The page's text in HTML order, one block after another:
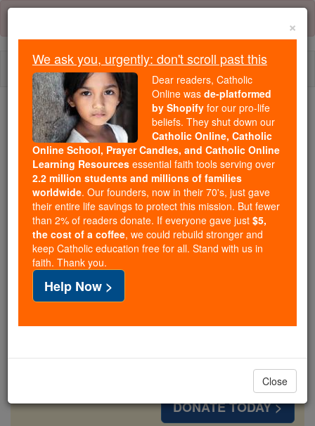
Skip
content
Because of You, 2.2 Million
Students Are Being Formed in the
Faith
Because of generous supporters like you,
Catholic Online School has already delivered
free, faithful Catholic education to over 2.2
million students across 193 countries. In an age
of noise and algorithms, you are helping form
souls with truth, prayer, Scripture, and Christ.
If everyone who reads this gave just $5 — the
free for all. Be Courageous. Be Catholic. Stand
DONATE TODAY >
×
We ask you, urgently: don't scroll past this
Dear readers, Catholic
Online was de-platformed
by Shopify for our pro-life
beliefs. They shut down our
Catholic Online, Catholic
Online School, Prayer Candles, and Catholic Online
Learning Resources essential faith tools serving over
2.2 million students and millions of families
worldwide. Our founders, now in their 70's, just gave
their entire life savings to protect this mission. But fewer
than 2% of readers donate. If everyone gave just $5,
the cost of a coffee, we could rebuild stronger and
keep Catholic education free for all. Stand with us in
faith. Thank you.
Help Now >
Close